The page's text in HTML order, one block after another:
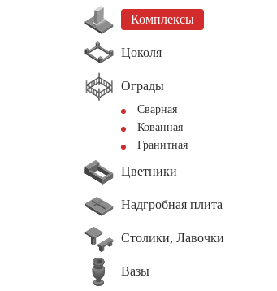
Комплексы
Цоколя
Ограды
Сварная
Кованная
Гранитная
Цветники
Надгробная плита
Столики, Лавочки
Вазы